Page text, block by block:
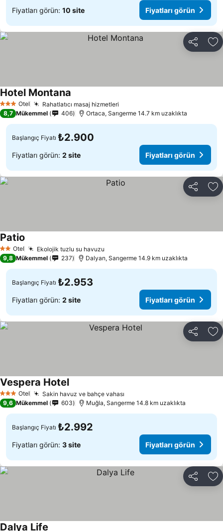
Fiyatları görün: 10 site Fiyatları görün
Paylaş
3 YıldızOtel Rahatlatıcı masaj hizmetleri
Hotel Montana
8,7 Mükemmel 406 Ortaca, Sarıgerme 14.7 km uzaklıkta
Başlangıç Fiyatı ₺2.900
Fiyatları görün: 2 site Fiyatları görün
Paylaş
2 Yıldız
Otel Ekolojik tuzlu su havuzu
Patio
9,8 Mükemmel 237 Dalyan, Sarıgerme 14.9 km uzaklıkta
Başlangıç Fiyatı ₺2.953
Fiyatları görün: 2 site Fiyatları görün
Paylaş
3 YıldızOtel Sakin havuz ve bahçe vahası
Vespera Hotel
9,6 Mükemmel 603 Muğla, Sarıgerme 14.8 km uzaklıkta
Başlangıç Fiyatı ₺2.992
Fiyatları görün: 3 site Fiyatları görün
Paylaş
Dalya Life